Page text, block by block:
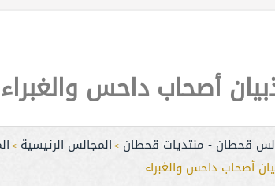
أصحاب داحس والغبراء
قحطان - منتديات قحطان > المجالس الرئيسية >
أصحاب داحس والغبراء